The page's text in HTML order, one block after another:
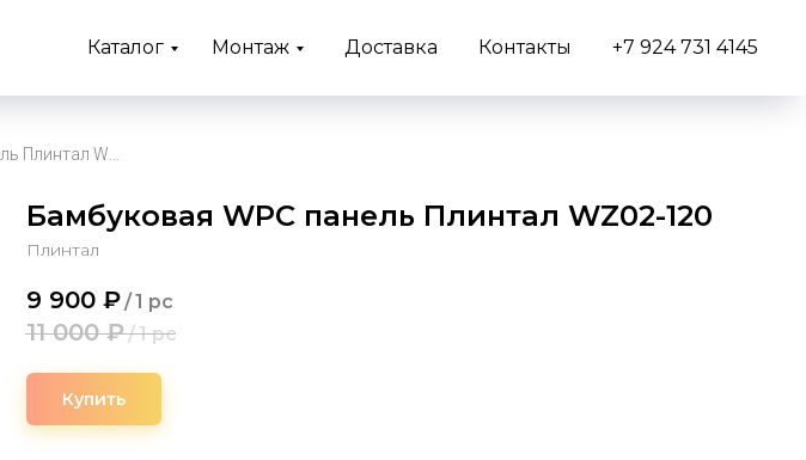
Каталог Монтаж Доставка Контакты +7 924 731 4145
Бамбуковая WPC панель Плинтал WZ02-120
Плинтал
9 900 ₽/1 pc
11 000 ₽/1 pc
Купить